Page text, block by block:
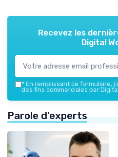
Recevez les
Digital
* En remplissant ce formulaire,
des fins commerciales par
Parole d'experts